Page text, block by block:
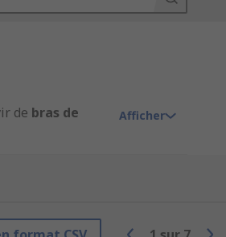
de bras de
Afficher